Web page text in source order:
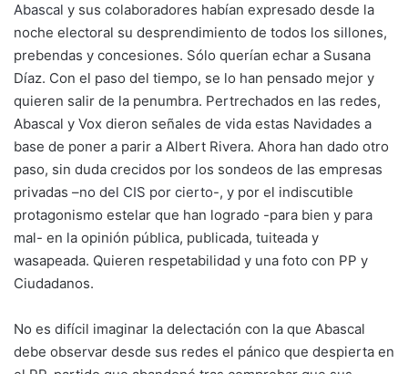
Abascal y sus colaboradores habían expresado desde la
noche electoral su desprendimiento de todos los sillones,
prebendas y concesiones. Sólo querían echar a Susana
Díaz. Con el paso del tiempo, se lo han pensado mejor y
quieren salir de la penumbra. Pertrechados en las redes,
Abascal y Vox dieron señales de vida estas Navidades a
base de poner a parir a Albert Rivera. Ahora han dado otro
paso, sin duda crecidos por los sondeos de las empresas
privadas –no del CIS por cierto-, y por el indiscutible
protagonismo estelar que han logrado -para bien y para
mal- en la opinión pública, publicada, tuiteada y
wasapeada. Quieren respetabilidad y una foto con PP y
Ciudadanos.
No es difícil imaginar la delectación con la que Abascal
debe observar desde sus redes el pánico que despierta en